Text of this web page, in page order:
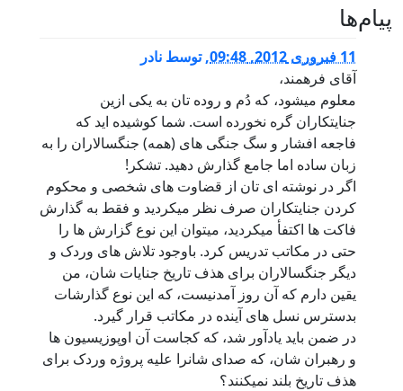
پيام‌ها
11 فبروری 2012, 09:48 ,توسط نادر
آقای فرهمند،
معلوم میشود، که دُم و روده تان به یکی ازین
جنایتکاران گره نخورده است. شما کوشیده اید که
فاجعه افشار و سگ جنگی های (همه) جنگسالاران را به
زبان ساده اما جامع گذارش دهید. تشکر!
اگر در نوشته ای تان از قضاوت های شخصی و محکوم
کردن جنایتکاران صرف نظر میکردید و فقط به گذارش
فاکت ها اکتفأ میکردید، میتوان این نوع گزارش ها را
حتی در مکاتب تدریس کرد. باوجود تلاش های وردک و
دیگر جنگسالاران برای هذف تاریخ جنایات شان، من
یقین دارم که آن روز آمدنیست، که این نوع گذارشات
بدسترس نسل های آینده در مکاتب قرار گیرد.
در ضمن باید یادآور شد، که کجاست آن اوپوزیسیون ها
و رهبران شان، که صدای شانرا علیه پروژه وردک برای
هذف تاریخ بلند نمیکنند؟